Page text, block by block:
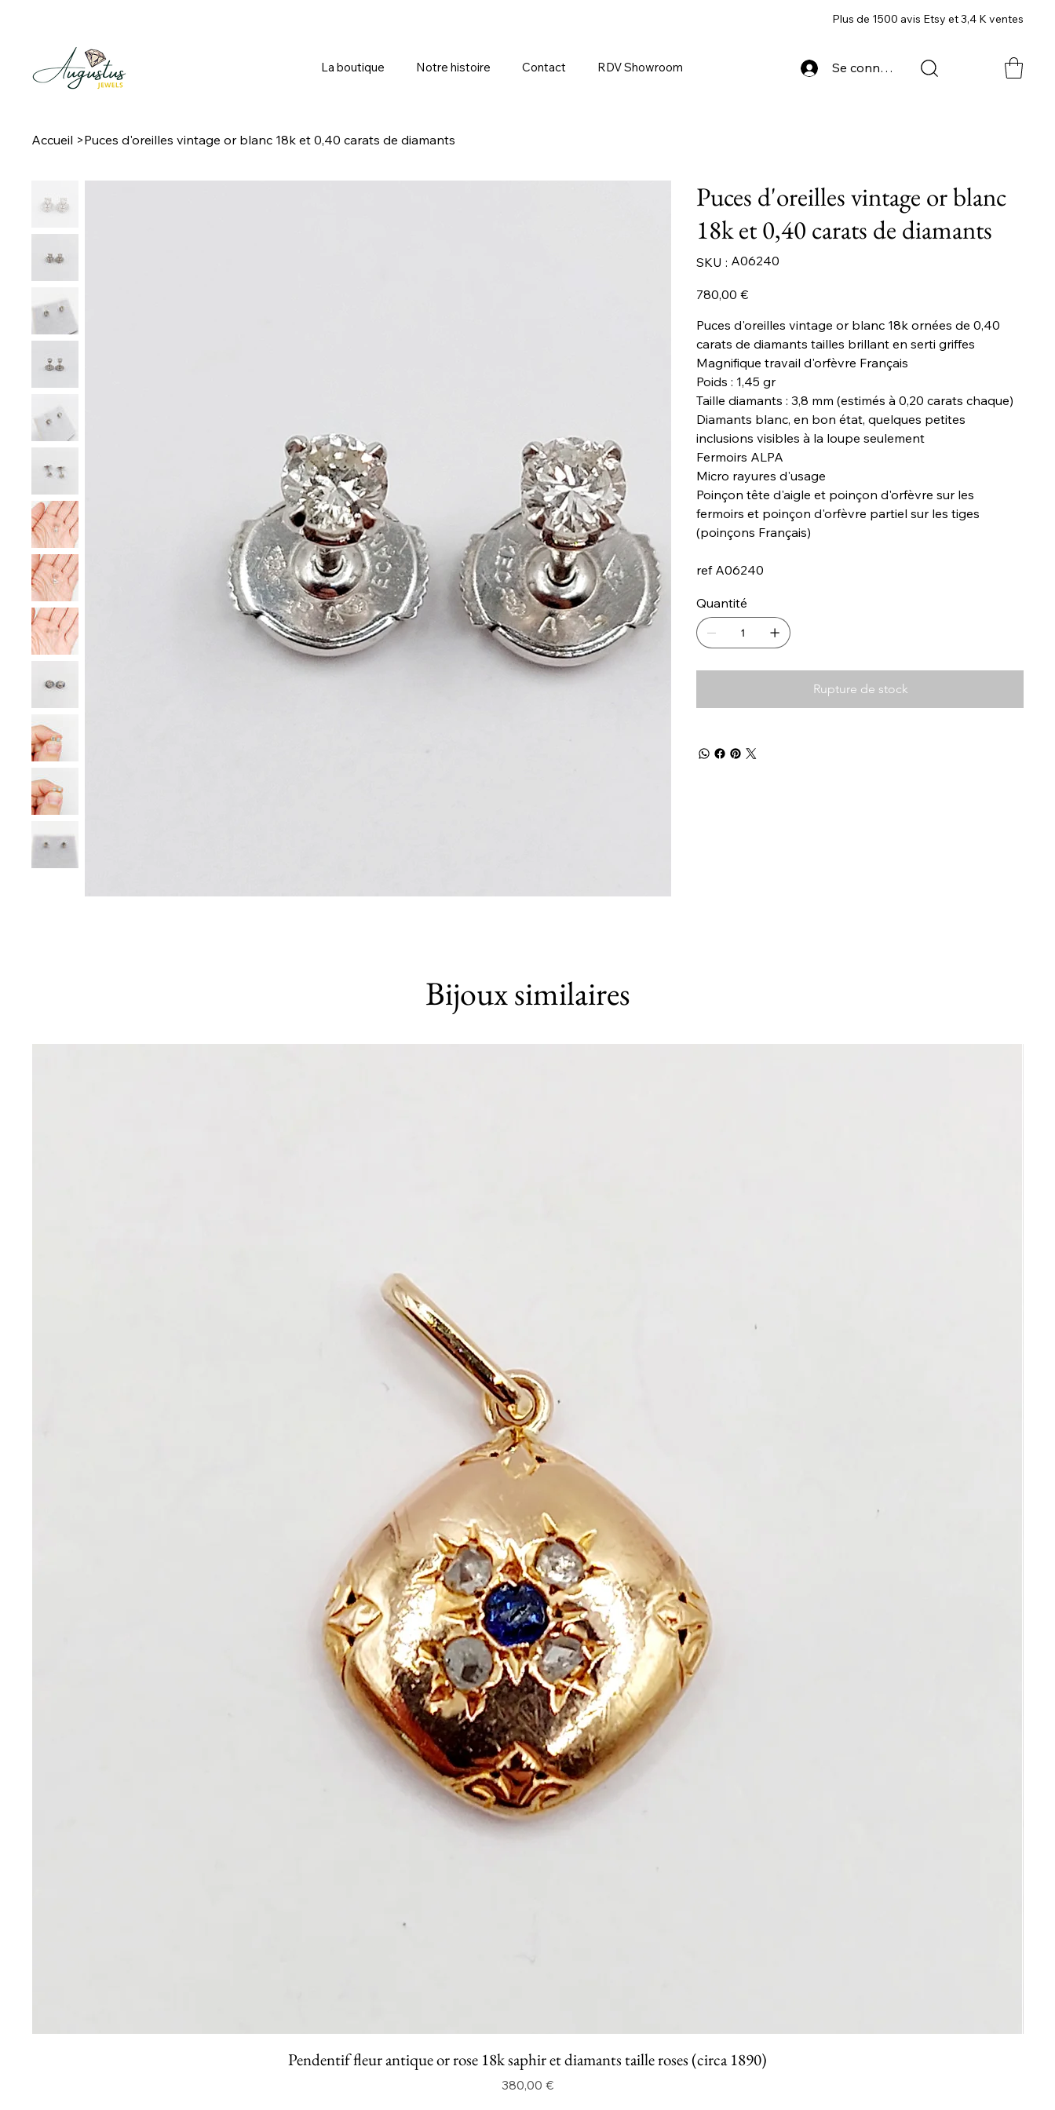
La boutique Notre histoire Contact RDV Showroom Se connecter
Plus de 1500 avis Etsy et 3,4 K ventes
Accueil >Puces d'oreilles vintage or blanc 18k et 0,40 carats de diamants
Puces d'oreilles vintage or blanc
18k et 0,40 carats de diamants
SKU :
SKU
A06240
A06240
Prix
780,00 €
Puces d'oreilles vintage or blanc 18k ornées de 0,40
carats de diamants tailles brillant en serti griffes
Magnifique travail d'orfèvre Français
Poids : 1,45 gr
Taille diamants : 3,8 mm (estimés à 0,20 carats chaque)
Diamants blanc, en bon état, quelques petites
inclusions visibles à la loupe seulement
Fermoirs ALPA
Micro rayures d'usage
Poinçon tête d'aigle et poinçon d'orfèvre sur les
fermoirs et poinçon d'orfèvre partiel sur les tiges
(poinçons Français)
ref A06240
Quantité
Rupture de stock
Bijoux similaires
Pendentif fleur antique or rose 18k saphir et diamants taille roses (circa 1890)
Prix
380,00 €